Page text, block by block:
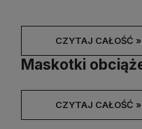
CZYTAJ CAŁOŚĆ »
Maskotki
CZYTAJ CAŁOŚĆ »